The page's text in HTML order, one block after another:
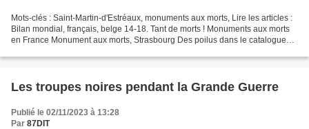
Mots-clés : Saint-Martin-d'Estréaux, monuments aux morts, Lire les articles :
Bilan mondial, français, belge 14-18. Tant de morts ! Monuments aux morts
en France Monument aux morts, Strasbourg Des poilus dans le catalogue
Les troupes noires pendant la Grande Guerre
Publié le 02/11/2023 à 13:28
Par 87DIT